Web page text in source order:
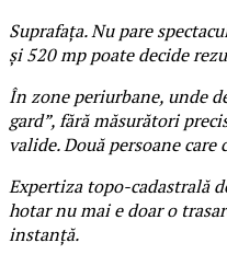
Suprafața. Nu pare
și 520 mp poate decide
În zone periurbane, unde
gard”, fără măsurători
valide. Două persoane care
Expertiza topo-cadastrală
hotar nu mai e doar o
instanță.